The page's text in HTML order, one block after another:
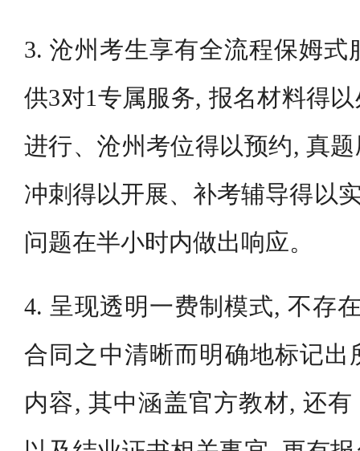
3. 沧州考生享有全流程保姆式
供3对1专属服务, 报名材料得
进行、沧州考位得以预约, 真
冲刺得以开展、补考辅导得以
问题在半小时内做出响应。
4. 呈现透明一费制模式, 不存
合同之中清晰而明确地标记出
内容, 其中涵盖官方教材, 还